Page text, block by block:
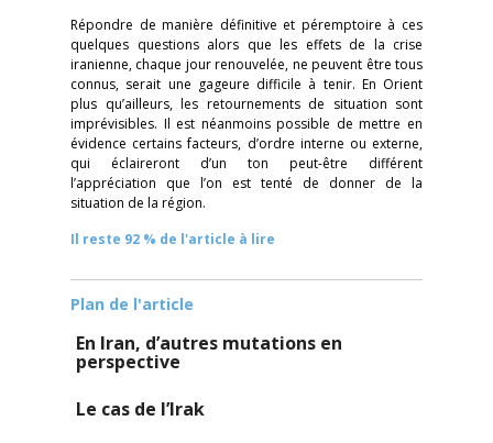
Répondre de manière définitive et péremptoire à ces
quelques questions alors que les effets de la crise
iranienne, chaque jour renouvelée, ne peuvent être tous
connus, serait une gageure difficile à tenir. En Orient
plus qu’ailleurs, les retournements de situation sont
imprévisibles. Il est néanmoins possible de mettre en
évidence certains facteurs, d’ordre interne ou externe,
qui éclaireront d’un ton peut-être différent
l’appréciation que l’on est tenté de donner de la
situation de la région.
Il reste 92 % de l'article à lire
Plan de l'article
En Iran, d’autres mutations en
perspective
Le cas de l’Irak